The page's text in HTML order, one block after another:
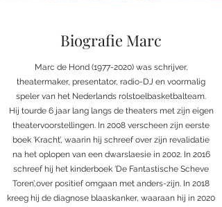
Biografie Marc
Marc de Hond (1977-2020)was schrijver,
theatermaker, presentator, radio-DJ en voormalig
speler van het Nederlands rolstoelbasketbalteam.
Hij tourde 6 jaar lang langs de theaters met zijn eigen
theatervoorstellingen. In 2008 verscheen zijn eerste
boek ‘Kracht’, waarin hij schreef over zijn revalidatie
na het oplopen van een dwarslaesie in 2002. In 2016
schreef hij het kinderboek ‘De Fantastische Scheve
Toren’,over positief omgaan met anders-zijn. In 2018
kreeg hij de diagnose blaaskanker, waaraan hij in 2020